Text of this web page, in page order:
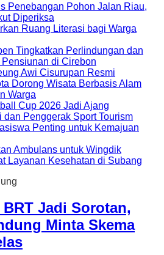
Penebangan Pohon Jalan Riau,
Diperiksa
Ruang Literasi bagi Warga
Tingkatkan Perlindungan dan
di Cirebon
Awi Cisurupan Resmi
Dorong Wisata Berbasis Alam
Warga
Cup 2026 Jadi Ajang
dan Penggerak Sport Tourism
Penting untuk Kemajuan
Ambulans untuk Wingdik
Layanan Kesehatan di Subang
Jadi Sorotan,
Minta Skema